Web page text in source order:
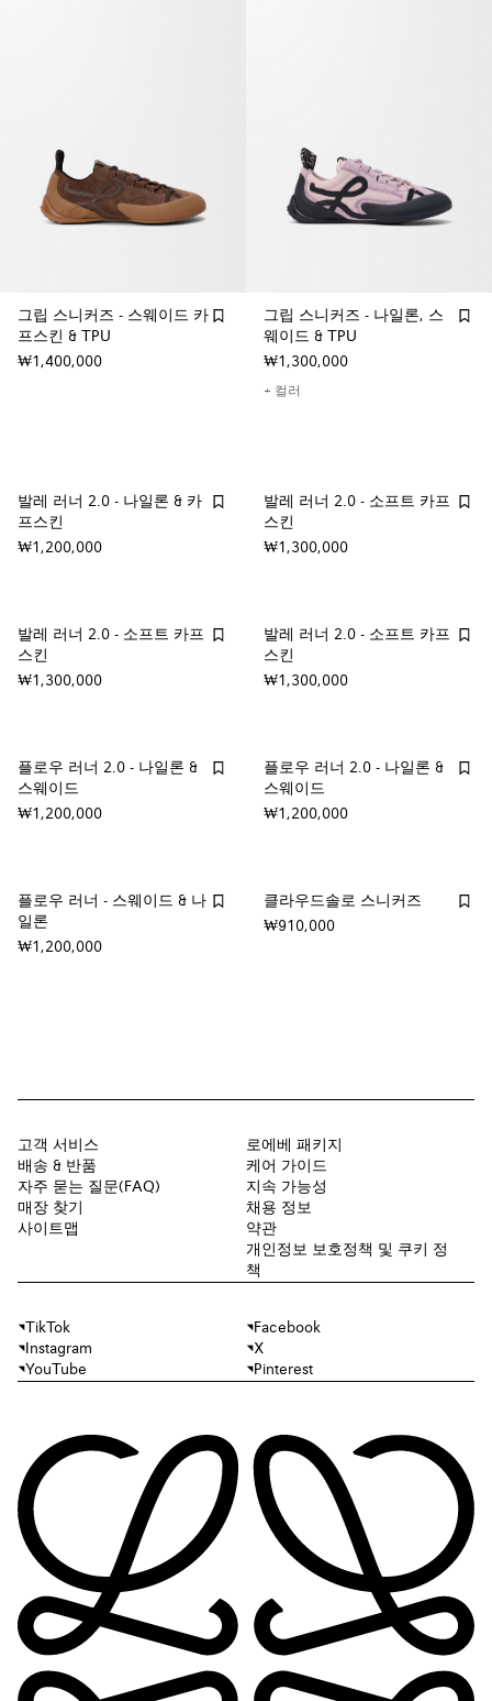
그립 스니커즈 - 스웨이드 카
프스킨 & TPU
₩1,400,000
그립 스니커즈 - 나일론, 스
웨이드 & TPU
₩1,300,000
+ 컬러
발레 러너 2.0 - 나일론 & 카
프스킨
₩1,200,000
발레 러너 2.0 - 소프트 카프
스킨
₩1,300,000
발레 러너 2.0 - 소프트 카프
스킨
₩1,300,000
발레 러너 2.0 - 소프트 카프
스킨
₩1,300,000
플로우 러너 2.0 - 나일론 &
스웨이드
₩1,200,000
플로우 러너 2.0 - 나일론 &
스웨이드
₩1,200,000
플로우 러너 - 스웨이드 & 나
일론
₩1,200,000
클라우드솔로 스니커즈
₩910,000
고객 서비스
배송 & 반품
자주 묻는 질문(FAQ)
매장 찾기
사이트맵
로에베 패키지
케어 가이드
지속 가능성
채용 정보
약관
개인정보 보호정책 및 쿠키 정
책
TikTok
Facebook
Instagram
X
YouTube
Pinterest